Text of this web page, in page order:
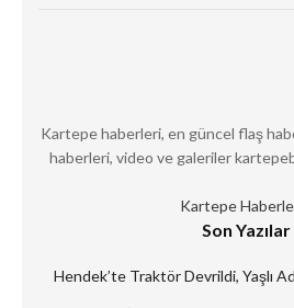
Kartepe haberleri, en güncel flaş
haberleri, video ve galeriler
Kartepe
Son Yazılar